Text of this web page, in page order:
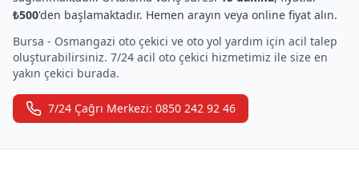
₺500'den başlamaktadır. Hemen arayın veya online fiyat alın.
Bursa - Osmangazi oto çekici ve oto yol yardım için acil talep
oluşturabilirsiniz. 7/24 acil oto çekici hizmetimiz ile size en
yakın çekici burada.
7/24 Çağrı Merkezi: 0850 242 92 46